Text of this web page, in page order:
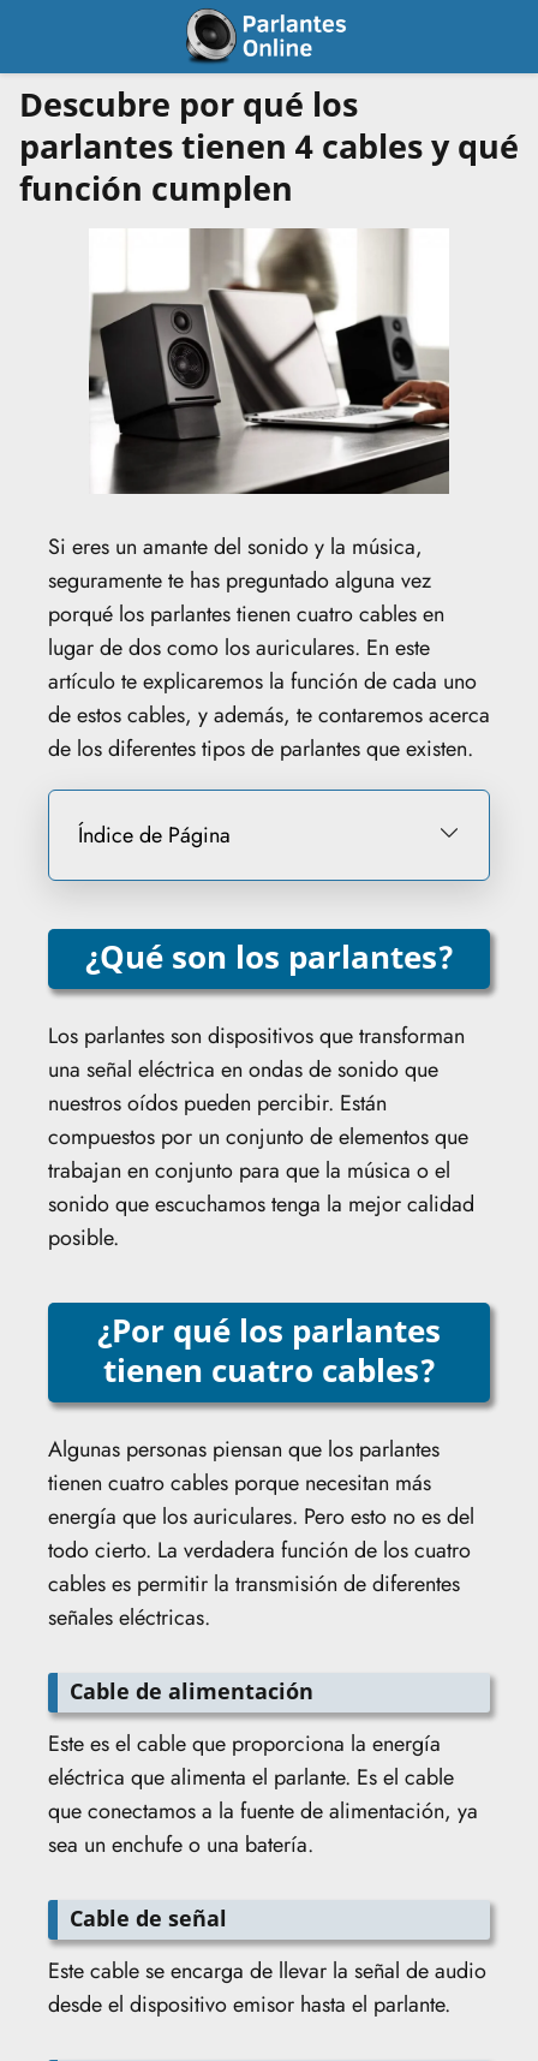
Descubre por qué los
parlantes tienen 4 cables y qué
función cumplen
Si eres un amante del sonido y la música,
seguramente te has preguntado alguna vez
porqué los parlantes tienen cuatro cables en
lugar de dos como los auriculares. En este
artículo te explicaremos la función de cada uno
de estos cables, y además, te contaremos acerca
de los diferentes tipos de parlantes que existen.
Índice de Página
¿Qué son los parlantes?
Los parlantes son dispositivos que transforman
una señal eléctrica en ondas de sonido que
nuestros oídos pueden percibir. Están
compuestos por un conjunto de elementos que
trabajan en conjunto para que la música o el
sonido que escuchamos tenga la mejor calidad
posible.
¿Por qué los parlantes
tienen cuatro cables?
Algunas personas piensan que los parlantes
tienen cuatro cables porque necesitan más
energía que los auriculares. Pero esto no es del
todo cierto. La verdadera función de los cuatro
cables es permitir la transmisión de diferentes
señales eléctricas.
Cable de alimentación
Este es el cable que proporciona la energía
eléctrica que alimenta el parlante. Es el cable
que conectamos a la fuente de alimentación, ya
sea un enchufe o una batería.
Cable de señal
Este cable se encarga de llevar la señal de audio
desde el dispositivo emisor hasta el parlante.